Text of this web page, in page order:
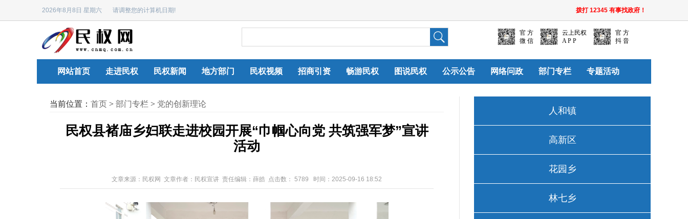
2026年8月8日 星期六 请调整您的计算机日期! 拨打 12345 有事找政府！
官 方
微 信
云上民权
A P P
官 方
抖 音
网站首页 走进民权 民权新闻 地方部门 民权视频 招商引资 畅游民权 图说民权 公示公告 网络问政 部门专栏 专题活动
当前位置： 首页 > 部门专栏 > 党的创新理论
民权县褚庙乡妇联走进校园开展“巾帼心向党 共筑强军梦”宣讲
活动
文章来源：民权网 文章作者：民权宣讲 责任编辑：薛皓 点击数： 5789 时间：2025-09-16 18:52
人和镇
高新区
花园乡
林七乡